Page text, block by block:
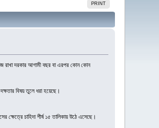
PRINT
রাখা দরকার আগামী বছর বা এরপর কোন কোন
বিষয় তুলে ধরা হয়েছে।
ক্ষেত্রে চাহিদা শীর্ষ ১৫ তালিকায় উঠে এসেছে।